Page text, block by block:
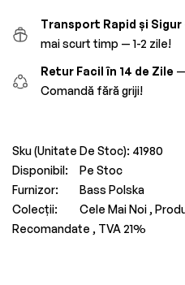
Transport Rapid și Sigur
mai scurt timp — 1-2 zile!
Retur Facil în 14 de Zile
Comandă fără griji!
Sku (Unitate De Stoc): 41980
Disponibil:
Pe Stoc
Furnizor:
Bass Polska
Colecții:
Cele Mai Noi ,
Recomandate , TVA 21%